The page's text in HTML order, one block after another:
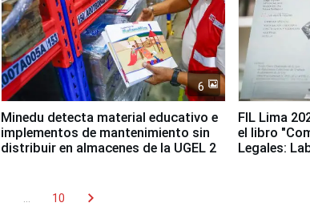
6
Minedu detecta material educativo e
implementos de mantenimiento sin
distribuir en almacenes de la UGEL 2
FIL Lima
el libro
Legales:
10 chevron_right